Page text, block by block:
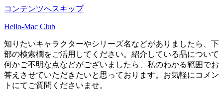
コンテンツへスキップ
Hello-Mac Club
知りたいキャラクターやシリーズ名などがありましたら、下
部の検索欄をご活用してください。紹介している品について
何かご不明な点などがございましたら、私のわかる範囲でお
答えさせていただきたいと思っております。お気軽にコメン
トにてご質問くださいませ。